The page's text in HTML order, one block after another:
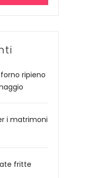
ripieno
i matrimoni
fritte